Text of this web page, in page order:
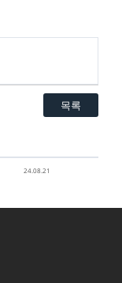
목록
24.08.21